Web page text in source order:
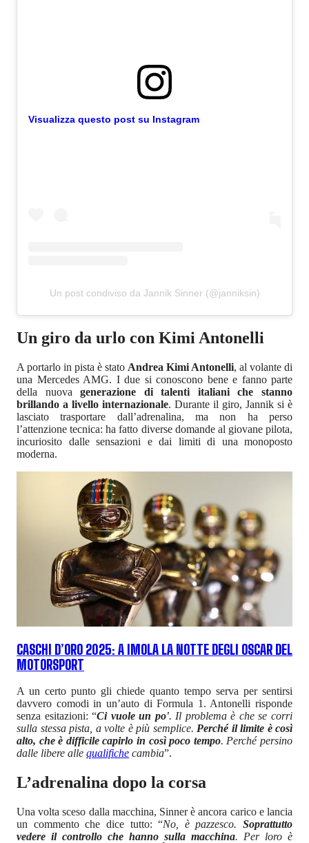
Visualizza questo post su Instagram
Un post condiviso da Jannik Sinner (@janniksin)
Un giro da urlo con Kimi Antonelli
A portarlo in pista è stato Andrea Kimi Antonelli, al volante di
una Mercedes AMG. I due si conoscono bene e fanno parte
della nuovagenerazione di talenti italiani che stanno
brillando a livello internazionale. Durante il giro, Jannik si è
lasciato trasportare dall’adrenalina, ma non ha perso
l’attenzione tecnica: ha fatto diverse domande al giovane pilota,
incuriosito dalle sensazioni e dai limiti di una monoposto
moderna.
CASCHI D’ORO 2025: A IMOLA LA NOTTE DEGLI OSCAR DEL
MOTORSPORT
A un certo punto gli chiede quanto tempo serva per sentirsi
davvero comodi in un’auto di Formula 1. Antonelli risponde
senza esitazioni: “Ci vuole un po'. Il problema è che se corri
sulla stessa pista, a volte è più semplice. Perché il limite è così
alto, che è difficile capirlo in così poco tempo. Perché persino
dalle libere alle qualifiche cambia”.
L’adrenalina dopo la corsa
Una volta sceso dalla macchina, Sinner è ancora carico e lancia
un commento che dice tutto: “No, è pazzesco. Soprattutto
vedere il controllo che hanno sulla macchina. Per loro è